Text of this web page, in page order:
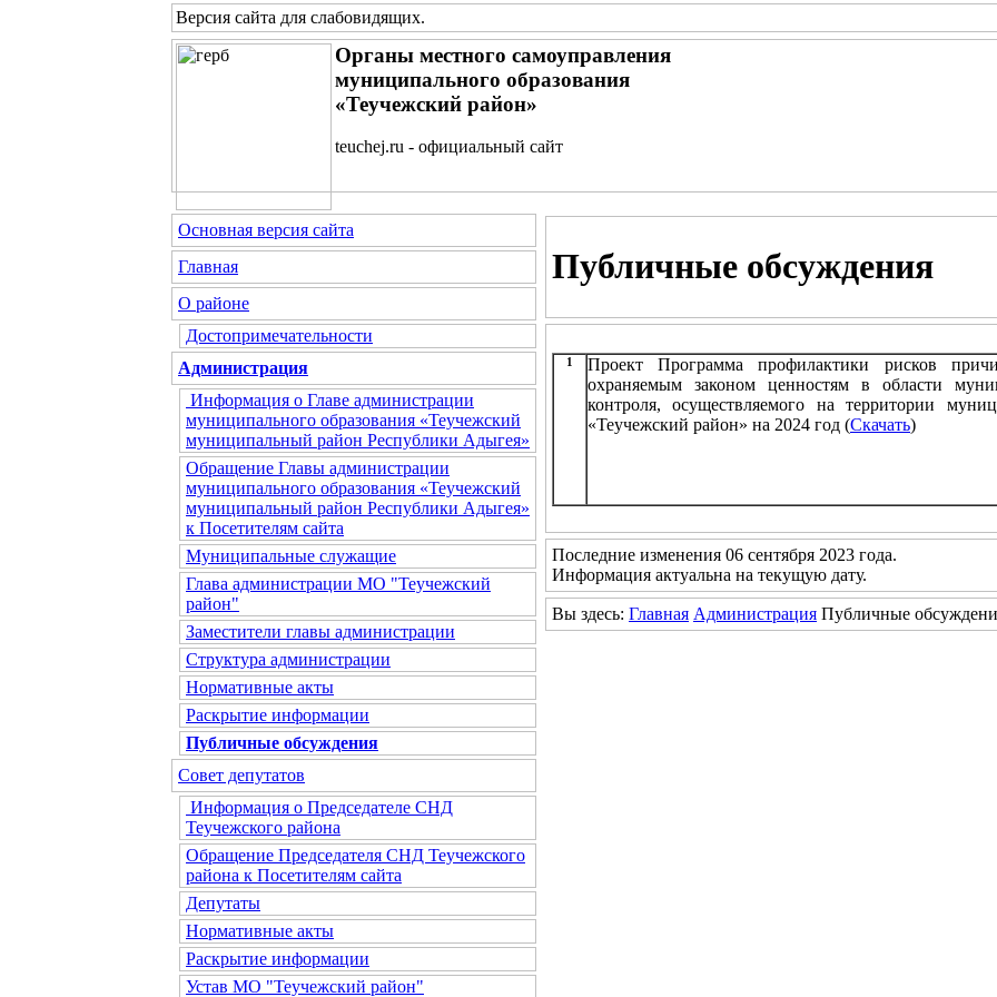
Версия сайта для слабовидящих.
Органы местного самоуправления
муниципального образования
«Теучежский район»
teuchej.ru - официальный сайт
Основная версия сайта
Главная
О районе
Достопримечательности
Администрация
Информация о Главе администрации
муниципального образования «Теучежский
муниципальный район Республики Адыгея»
Обращение Главы администрации
муниципального образования «Теучежский
муниципальный район Республики Адыгея»
к Посетителям сайта
Муниципальные служащие
Глава администрации МО "Теучежский
район"
Заместители главы администрации
Структура администрации
Нормативные акты
Раскрытие информации
Публичные обсуждения
Совет депутатов
Информация о Председателе СНД
Теучежского района
Обращение Председателя СНД Теучежского
района к Посетителям сайта
Депутаты
Нормативные акты
Раскрытие информации
Устав МО "Теучежский район"
Публичные обсуждения
1
Проект Программа профилактики рисков
охраняемым законом ценностям в области
контроля, осуществляемого на территории
«Теучежский район» на 2024 год (Скачать)
Последние изменения 06 сентября 2023 года.
Информация актуальна на текущую дату.
Вы здесь: Главная Администрация Публичные